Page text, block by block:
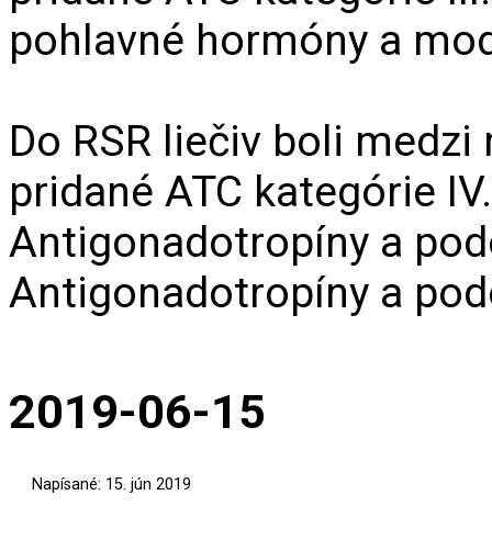
pohlavné hormóny a
Do RSR liečiv boli
pridané ATC kategórie
Antigonadotropíny a
Antigonadotropíny a
2019-06-15
Napísané: 15. jún 2019